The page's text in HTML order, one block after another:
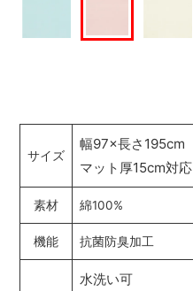
サイズ
幅97×長さ195cm
マット厚15cm対応
素材 綿100%
機能 抗菌防臭加工
水洗い可